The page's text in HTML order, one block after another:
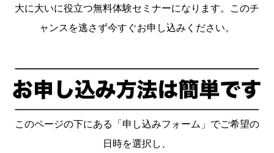
大に大いに役立つ無料体験セミナーになります。このチ
ャンスを逃さず今すぐお申し込みください。
このページの下にある「申し込みフォーム」でご希望の
日時を選択し、